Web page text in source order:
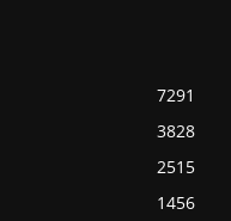
7291
3828
2515
1456